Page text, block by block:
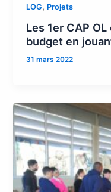
LOG, Projets
Les 1er CAP
budget en
31 mars 2022